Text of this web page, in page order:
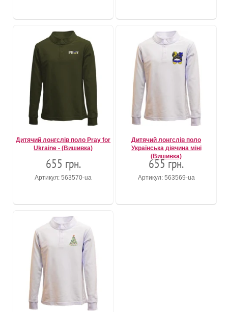
Дитячий лонгслів поло Pray for
Ukraine - (Вишивка)
655 грн.
Артикул: 563570-ua
Дитячий лонгслів поло
Українська дівчина міні
(Вишивка)
655 грн.
Артикул: 563569-ua